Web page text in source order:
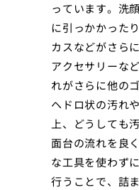
っています。洗
に引っかかった
カスなどがさら
アクセサリーな
れがさらに他の
ヘドロ状の汚れ
上、どうしても
面台の流れを良
な工具を使わず
行うことで、詰